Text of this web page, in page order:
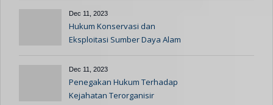
Dec 11, 2023
Hukum Konservasi dan
Eksploitasi Sumber Daya Alam
Dec 11, 2023
Penegakan Hukum Terhadap
Kejahatan Terorganisir